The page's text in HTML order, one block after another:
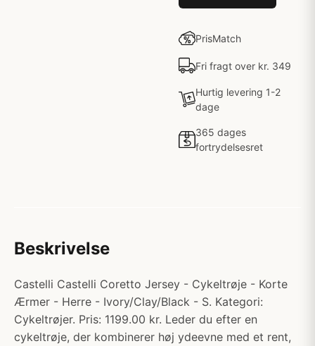
PrisMatch
Fri fragt over kr. 349
Hurtig levering 1-2
dage
365 dages
fortrydelsesret
Beskrivelse
Castelli Castelli Coretto Jersey - Cykeltrøje - Korte
Ærmer - Herre - Ivory/Clay/Black - S. Kategori:
Cykeltrøjer. Pris: 1199.00 kr. Leder du efter en
cykeltrøje, der kombinerer høj ydeevne med et rent,